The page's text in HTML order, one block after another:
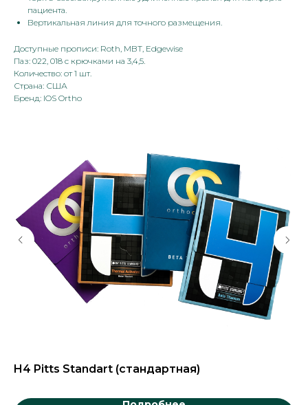
пациента.
Вертикальная линия для точного размещения.
Доступные прописи: Roth, MBT, Edgewise
Паз: 022, 018 с крючками на 3,4,5.
Количество: от 1 шт.
Страна: США
Бренд: IOS Ortho
H4 Pitts Standart (стандартная)